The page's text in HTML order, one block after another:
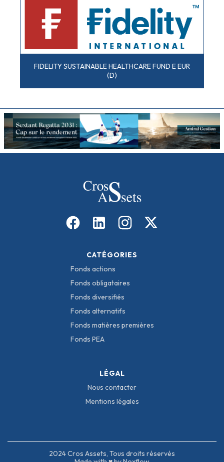
FIDELITY SUSTAINABLE HEALTHCARE FUND E EUR
(D)
CATÉGORIES
Fonds actions
Fonds obligataires
Fonds diversifiés
Fonds alternatifs
Fonds matières premières
Fonds PEA
LÉGAL
Nous contacter
Mentions légales
2024 Cros Assets, Tous droits réservés